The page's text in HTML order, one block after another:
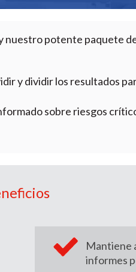
nuestro potente paquete
y dividir los resultados
sobre riesgos
Mantiene
informes